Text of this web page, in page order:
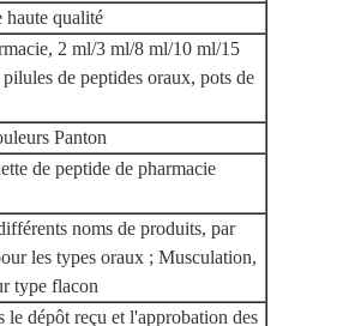
haute qualité
2 ml/3 ml/8 ml/10 ml/15
de peptides oraux, pots de
Panton
de peptide de pharmacie
noms de produits, par
les types oraux ; Musculation,
type flacon
le dépôt reçu et l'approbation des